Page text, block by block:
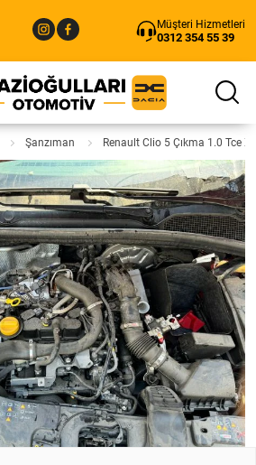
Müşteri Hizmetleri
0312 354 55 39
Şanzıman Renault Clio 5 Çıkma 1.0 Tce